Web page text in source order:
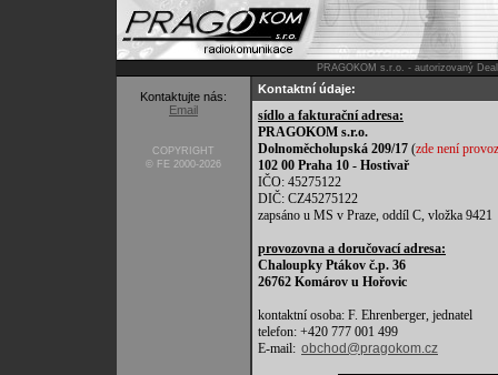
PRAGOKOM s.r.o. - autorizovaný
Kontaktujte nás:
Email
COPYRIGHT
© FE 2000-2026
Kontaktní údaje:
sídlo a fakturační adresa:
PRAGOKOM s.r.o.
Dolnoměcholupská 209/17 (zde není
102 00 Praha 10 - Hostivař
IČO: 45275122
DIČ: CZ45275122
zapsáno u MS v Praze, oddíl C, vložka 9421
provozovna a doručovací adresa:
Chaloupky Ptákov č.p. 36
26762 Komárov u Hořovic
kontaktní osoba: F. Ehrenberger, jednatel
telefon: +420 777 001 499
E-mail: obchod@pragokom.cz